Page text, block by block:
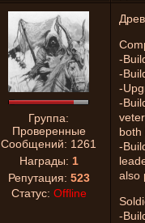
Группа:
Проверенные
Сообщений: 1261
Награды: 1
Репутация: 523
Статус: Offline
-
-
-
-
both
-
also
-